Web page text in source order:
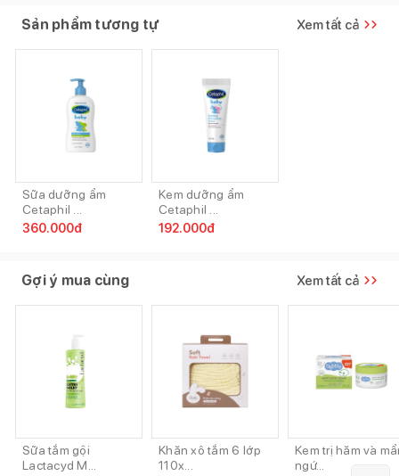
Sản phẩm tương tự Xem tất cả
Sữa dưỡng ẩm
Cetaphil ...
360.000đ
Kem dưỡng ẩm
Cetaphil ...
192.000đ
Gợi ý mua cùng Xem tất cả
Sữa tắm gội
Lactacyd M...
Khăn xô tắm 6 lớp
110x...
Kem trị hăm và
ngứ...